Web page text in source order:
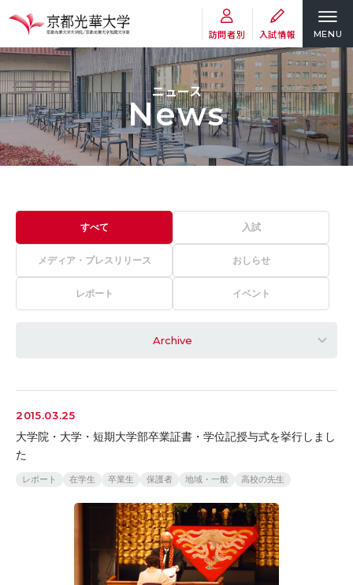
訪問者別 入試情報 MENU
ニュース
News
すべて 入試
メディア・プレスリリース おしらせ
レポート イベント
Archive
2015.03.25
大学院・大学・短期大学部卒業証書・学位記授与式を挙行しまし
た
レポート 在学生 卒業生 保護者 地域・一般 高校の先生